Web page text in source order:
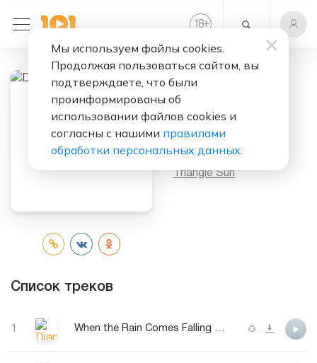
18+
Слушать бесплатно
Исполнитель:
Triangle Sun
Список треков
1 When the Rain Comes Falling Down
Мы используем файлы cookies.
Продолжая пользоваться сайтом, вы
подтверждаете, что были
проинформированы об
использовании файлов cookies и
согласны с нашими правилами
обработки персональных данных.